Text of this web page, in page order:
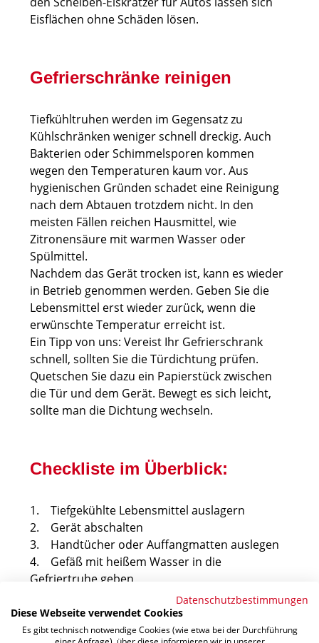
Eisflächen ohne Schäden lösen.
Gefrierschränke reinigen
Tiefkühltruhen werden im Gegensatz zu
Kühlschränken weniger schnell dreckig. Auch
Bakterien oder Schimmelsporen kommen
wegen den Temperaturen kaum vor. Aus
hygienischen Gründen schadet eine Reinigung
nach dem Abtauen trotzdem nicht. In den
meisten Fällen reichen Hausmittel, wie
Zitronensäure mit warmen Wasser oder
Spülmittel.
Nachdem das Gerät trocken ist, kann es wieder
in Betrieb genommen werden. Geben Sie die
Lebensmittel erst wieder zurück, wenn die
erwünschte Temperatur erreicht ist.
Ein Tipp von uns: Vereist Ihr Gefrierschrank
schnell, sollten Sie die Türdichtung prüfen.
Quetschen Sie dazu ein Papierstück zwischen
die Tür und dem Gerät. Bewegt es sich leicht,
sollte man die Dichtung wechseln.
Checkliste im Überblick:
1. Tiefgekühlte Lebensmittel auslagern
2. Gerät abschalten
3. Handtücher oder Auffangmatten auslegen
4. Gefäß mit heißem Wasser in die
Gefriertruhe geben
5. Eisplatten abtauen lassen oder manuell
entfernen
6. Gefrierschrank reinigen und trocknen
Datenschutzbestimmungen
Diese Webseite verwendet Cookies
Es gibt technisch notwendige Cookies (wie etwa bei der Durchführung